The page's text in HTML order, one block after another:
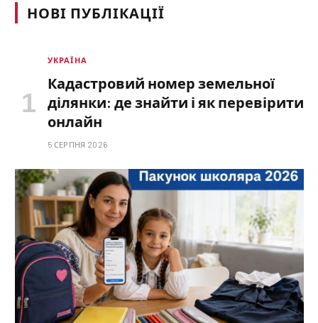
НОВІ ПУБЛІКАЦІЇ
УКРАЇНА
Кадастровий номер земельної
ділянки: де знайти і як перевірити
онлайн
5 СЕРПНЯ 2026